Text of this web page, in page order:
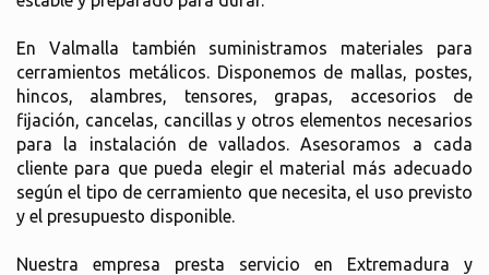
En Valmalla también suministramos materiales para
cerramientos metálicos. Disponemos de mallas, postes,
hincos, alambres, tensores, grapas, accesorios de
fijación, cancelas, cancillas y otros elementos necesarios
para la instalación de vallados. Asesoramos a cada
cliente para que pueda elegir el material más adecuado
según el tipo de cerramiento que necesita, el uso previsto
y el presupuesto disponible.
Nuestra empresa presta servicio en Extremadura y